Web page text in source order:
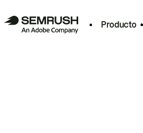
Producto